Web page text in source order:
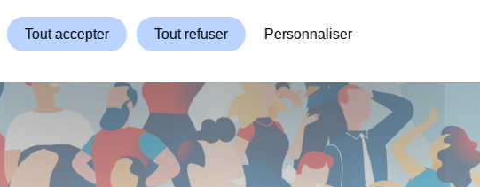
Tout accepter Tout refuser Personnaliser